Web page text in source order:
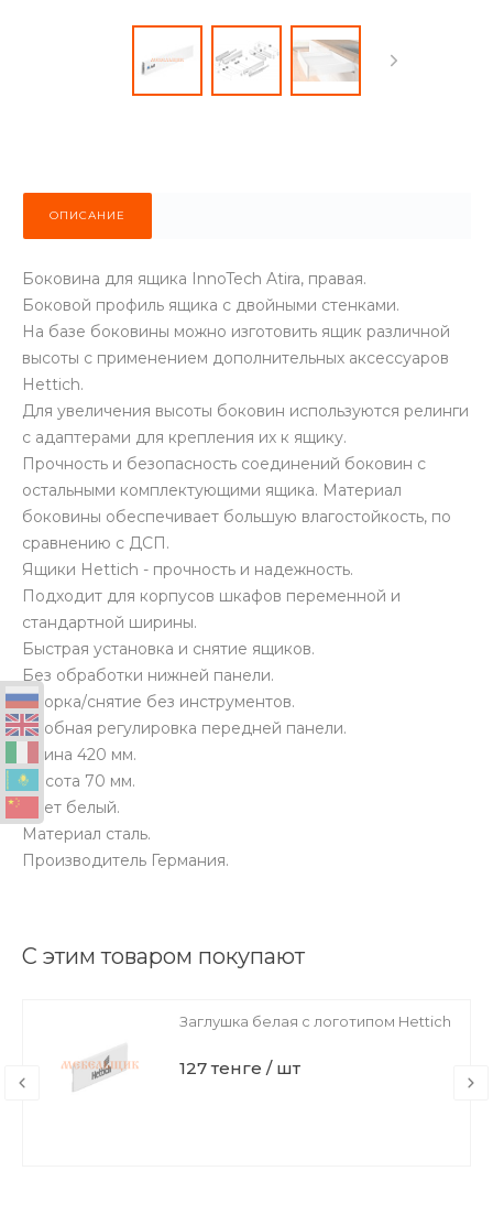
ОПИСАНИЕ
Боковина для ящика InnoTech Atira, правая.
Боковой профиль ящика с двойными стенками.
На базе боковины можно изготовить ящик различной
высоты с применением дополнительных аксессуаров
Hettich.
Для увеличения высоты боковин используются релинги
с адаптерами для крепления их к ящику.
Прочность и безопасность соединений боковин с
остальными комплектующими ящика. Материал
боковины обеспечивает большую влагостойкость, по
сравнению с ДСП.
Ящики Hettich - прочность и надежность.
Подходит для корпусов шкафов переменной и
стандартной ширины.
Быстрая установка и снятие ящиков.
Без обработки нижней панели.
Сборка/снятие без инструментов.
Удобная регулировка передней панели.
Длина 420 мм.
Высота 70 мм.
Цвет белый.
Материал сталь.
Производитель Германия.
С этим товаром покупают
Продольный релинг 420 мм,белый,
2 024 тенге / шт